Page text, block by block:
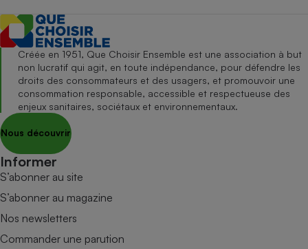
Créée en 1951, Que Choisir Ensemble est une association à but
non lucratif qui agit, en toute indépendance, pour défendre les
droits des consommateurs et des usagers, et promouvoir une
consommation responsable, accessible et respectueuse des
enjeux sanitaires, sociétaux et environnementaux.
Nous découvrir
Informer
S’abonner au site
S’abonner au magazine
Nos newsletters
Commander une parution